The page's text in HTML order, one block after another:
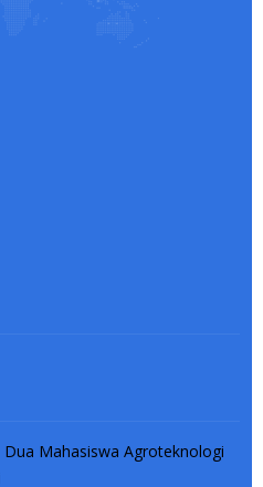
Mahasiswa Agroteknologi